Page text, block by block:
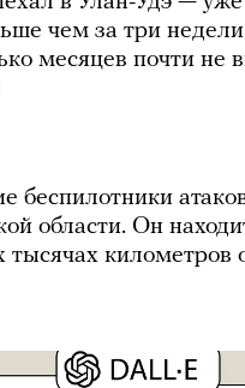
чем за три
месяцев почти не
беспилотники
области. Он
тысячах километров